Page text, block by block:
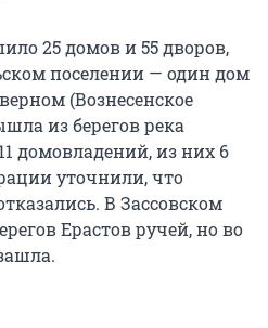
25 домов и 55 дворов,
поселении — один дом
(Вознесенское
из берегов река
домовладений, из них 6
уточнили, что
В Зассовском
Ерастов ручей, но во